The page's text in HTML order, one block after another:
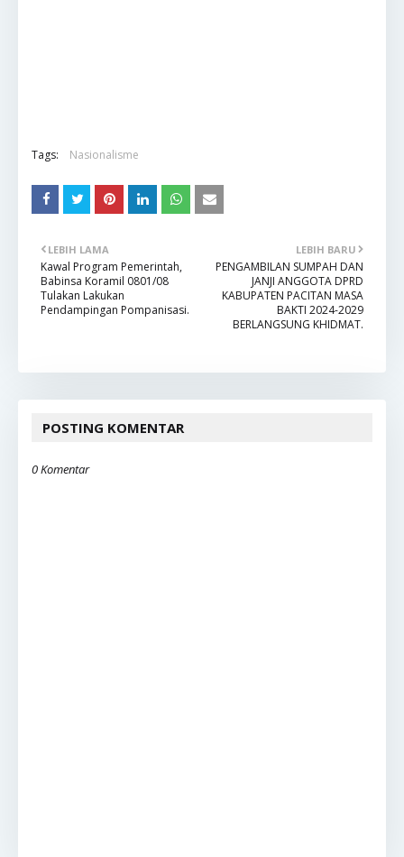
Tags: Nasionalisme
LEBIH BARU
PENGAMBILAN SUMPAH DAN
JANJI ANGGOTA DPRD
KABUPATEN PACITAN MASA
BAKTI 2024-2029
BERLANGSUNG KHIDMAT.
LEBIH LAMA
Kawal Program Pemerintah,
Babinsa Koramil 0801/08
Tulakan Lakukan
Pendampingan Pompanisasi.
POSTING KOMENTAR
0 Komentar